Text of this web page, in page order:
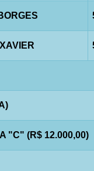
"C" (R$ 12.000,00)